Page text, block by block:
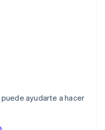
ayudarte a hacer